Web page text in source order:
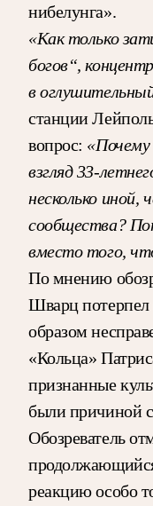
нибелунга».
«Как только
богов“,
в
станции
вопрос:
взгляд 33-
несколько иной,
сообщества?
вместо того,
По мнению
Шварц потерпел
образом
«Кольца»
признанные
были причиной
Обозреватель
реакцию особо